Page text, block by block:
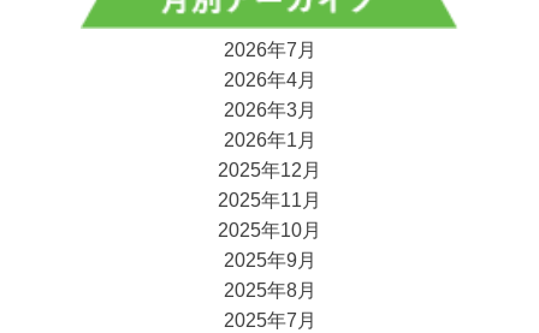
2026年7月
2026年4月
2026年3月
2026年1月
2025年12月
2025年11月
2025年10月
2025年9月
2025年8月
2025年7月